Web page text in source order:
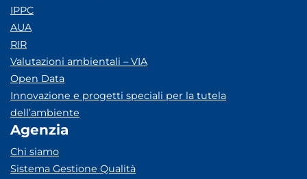
IPPC
AUA
RIR
Valutazioni ambientali – VIA
Open Data
Innovazione e progetti speciali per la tutela
dell’ambiente
Agenzia
Chi siamo
Sistema Gestione Qualità